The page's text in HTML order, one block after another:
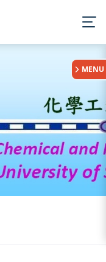
MENU